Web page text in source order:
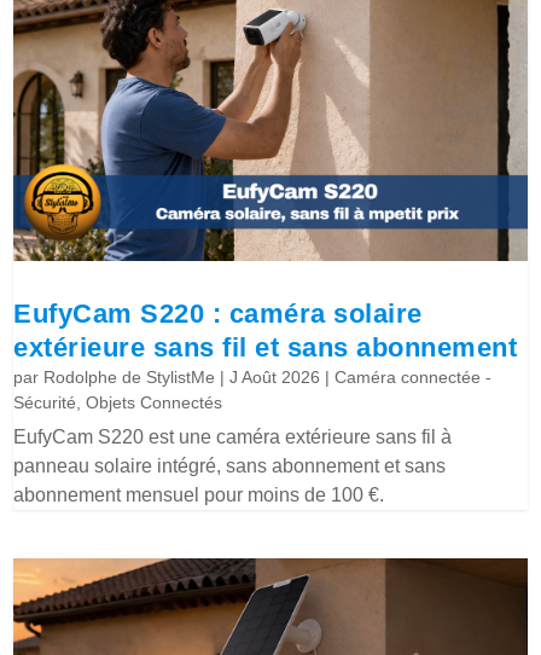
EufyCam S220 : caméra solaire
extérieure sans fil et sans abonnement
par Rodolphe de StylistMe |J Août 2026 |Caméra connectée -
Sécurité,Objets Connectés
EufyCam S220 est une caméra extérieure sans fil à
panneau solaire intégré, sans abonnement et sans
abonnement mensuel pour moins de 100 €.